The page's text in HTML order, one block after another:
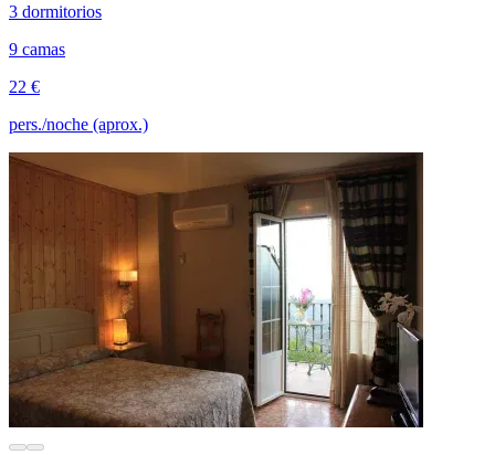
3 dormitorios
9 camas
22 €
pers./noche (aprox.)